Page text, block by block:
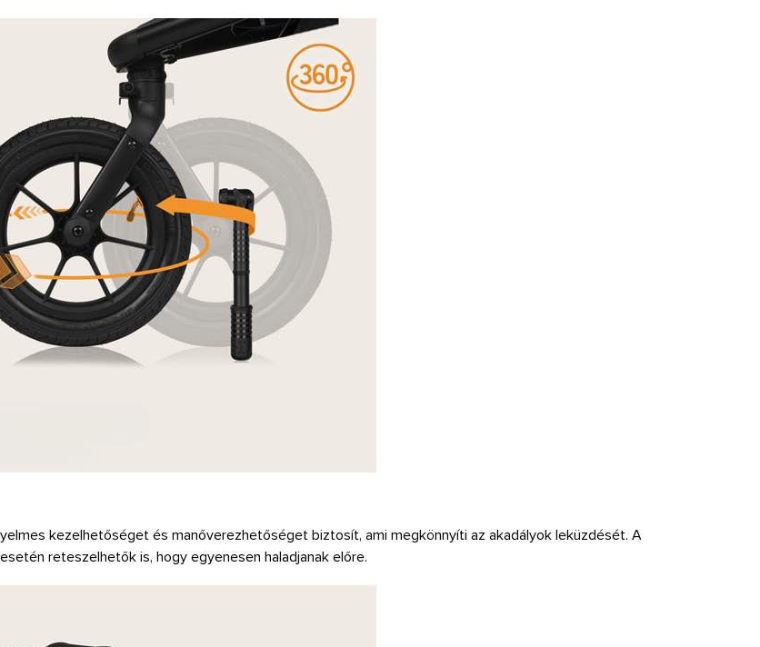
kezelhetőséget és manőverezhetőséget biztosít, ami megkönnyíti az akadályok leküzdését. A
reteszelhetők is, hogy egyenesen haladjanak előre.